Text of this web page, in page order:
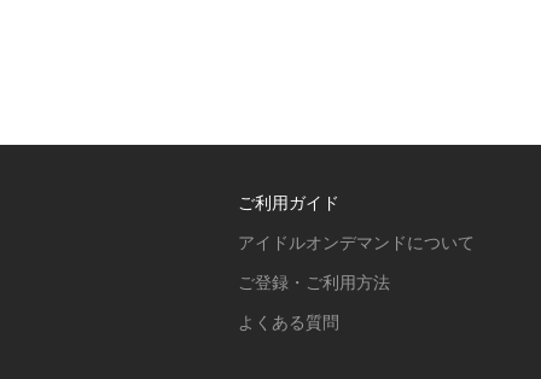
ご利用ガイド
アイドルオンデマンドについて
ご登録・ご利用方法
よくある質問